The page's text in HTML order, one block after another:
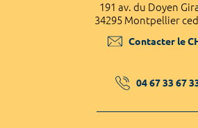
191 av. du Doyen
34295 Montpellier
Contacter le
04 67 33 67